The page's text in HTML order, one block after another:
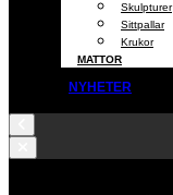
Skulpturer
Sittpallar
Krukor
MATTOR
NYHETER